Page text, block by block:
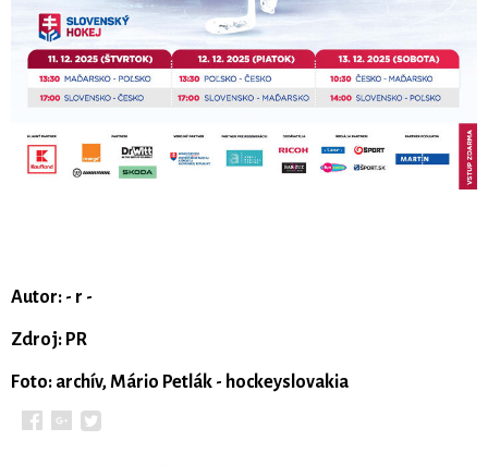
Autor: - r -
Zdroj: PR
Foto: archív, Mário Petlák - hockeyslovakia